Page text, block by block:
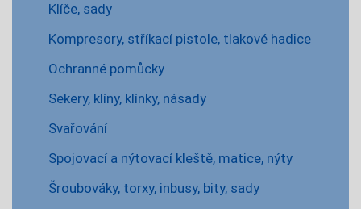
Klíče, sady
Kompresory, stříkací pistole, tlakové hadice
Ochranné pomůcky
Sekery, klíny, klínky, násady
Svařování
Spojovací a nýtovací kleště, matice, nýty
Šroubováky, torxy, inbusy, bity, sady